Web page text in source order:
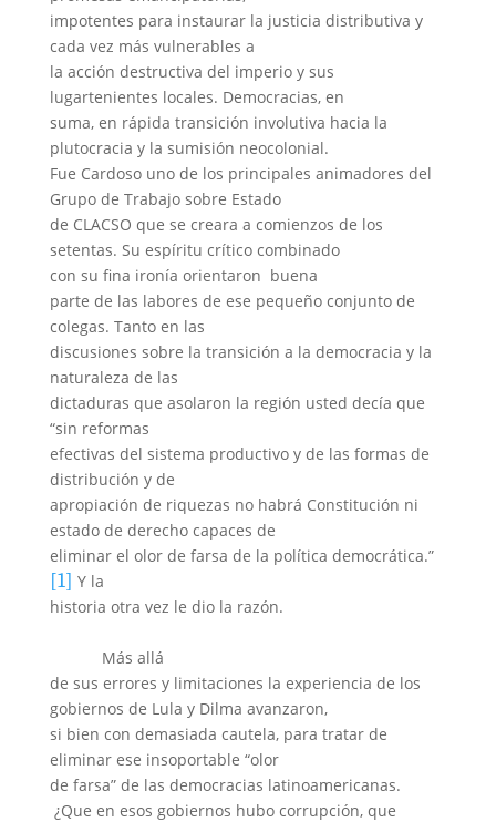
impotentes para instaurar la justicia distributiva y
cada vez más vulnerables a
la acción destructiva del imperio y sus
lugartenientes locales. Democracias, en
suma, en rápida transición involutiva hacia la
plutocracia y la sumisión neocolonial.
Fue Cardoso uno de los principales animadores del
Grupo de Trabajo sobre Estado
de CLACSO que se creara a comienzos de los
setentas. Su espíritu crítico combinado
con su fina ironía orientaron buena
parte de las labores de ese pequeño conjunto de
colegas. Tanto en las
discusiones sobre la transición a la democracia y la
naturaleza de las
dictaduras que asolaron la región usted decía que
“sin reformas
efectivas del sistema productivo y de las formas de
distribución y de
apropiación de riquezas no habrá Constitución ni
estado de derecho capaces de
eliminar el olor de farsa de la política democrática.”
[1] Y la
historia otra vez le dio la razón.
Más allá
de sus errores y limitaciones la experiencia de los
gobiernos de Lula y Dilma avanzaron,
si bien con demasiada cautela, para tratar de
eliminar ese insoportable “olor
de farsa” de las democracias latinoamericanas.
¿Que en esos gobiernos hubo corrupción, que